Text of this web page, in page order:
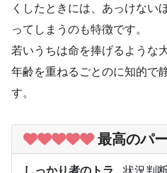
くしたときには、あっけない
ってしまうのも特徴です。
若いうちは命を捧げるような
年齢を重ねるごとのに知的で
す。
最高のパ